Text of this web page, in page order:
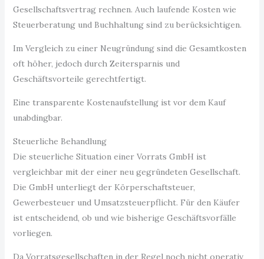
Gesellschaftsvertrag rechnen. Auch laufende Kosten wie
Steuerberatung und Buchhaltung sind zu berücksichtigen.
Im Vergleich zu einer Neugründung sind die Gesamtkosten
oft höher, jedoch durch Zeitersparnis und
Geschäftsvorteile gerechtfertigt.
Eine transparente Kostenaufstellung ist vor dem Kauf
unabdingbar.
Steuerliche Behandlung
Die steuerliche Situation einer Vorrats GmbH ist
vergleichbar mit der einer neu gegründeten Gesellschaft.
Die GmbH unterliegt der Körperschaftsteuer,
Gewerbesteuer und Umsatzsteuerpflicht. Für den Käufer
ist entscheidend, ob und wie bisherige Geschäftsvorfälle
vorliegen.
Da Vorratsgesellschaften in der Regel noch nicht operativ